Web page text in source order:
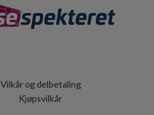
Vilkår og delbetaling
Kjøpsvilkår